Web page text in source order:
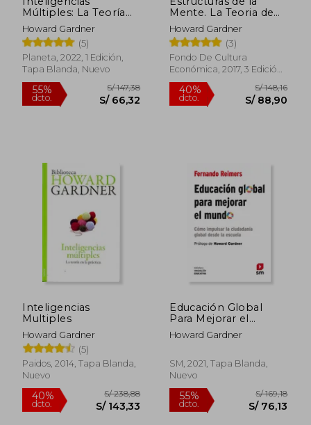
Múltiples: La Teoría
en la Práctica
Howard Gardner
(5)
Planeta, 2022, 1 Edición,
Tapa Blanda, Nuevo
Mente. La Teoria de
las Inteligencias
Multiples
Howard Gardner
(3)
Fondo De Cultura
Económica, 2017, 3 Edición,
Tapa Blanda, Nuevo
Inteligencias
Multiples
Howard Gardner
(5)
Paidos, 2014, Tapa Blanda,
Nuevo
Educación Global
Para Mejorar el
Mundo: Cómo
Impulsar la
Desde la Escuela
Howard Gardner
SM, 2021, Tapa Blanda,
Nuevo